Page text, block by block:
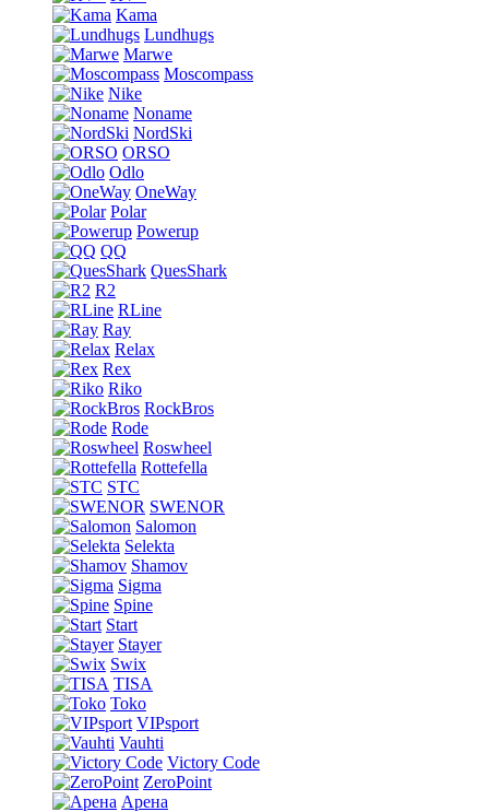
Kama
Lundhugs
Marwe
Moscompass
Nike
Noname
NordSki
ORSO
Odlo
OneWay
Polar
Powerup
QQ
QuesShark
R2
RLine
Ray
Relax
Rex
Riko
RockBros
Rode
Roswheel
Rottefella
STC
SWENOR
Salomon
Selekta
Shamov
Sigma
Spine
Start
Stayer
Swix
TISA
Toko
VIPsport
Vauhti
Victory Code
ZeroPoint
Арена